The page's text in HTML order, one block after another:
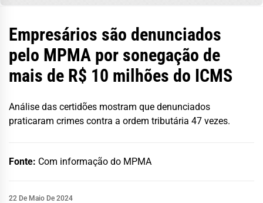
Empresários são denunciados
pelo MPMA por sonegação de
mais de R$ 10 milhões do ICMS
Análise das certidões mostram que denunciados
praticaram crimes contra a ordem tributária 47 vezes.
Fonte: Com informação do MPMA
22 De Maio De 2024